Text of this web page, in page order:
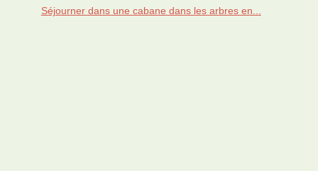
Séjourner dans une cabane dans les arbres en...